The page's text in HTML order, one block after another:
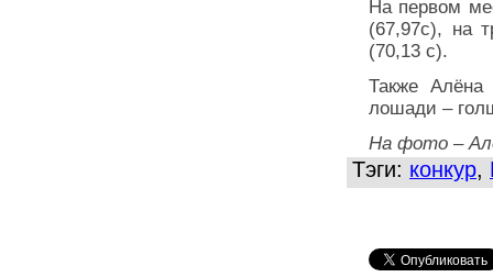
На первом
(67,97с), на
(70,13 с).
Также
лошади –
На фото –
Тэги: конкур,